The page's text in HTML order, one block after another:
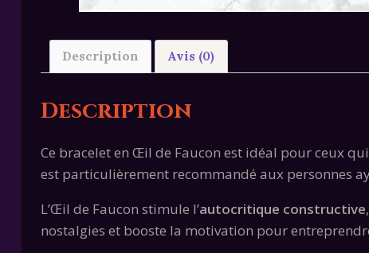
Description Avis (0)
Description
Ce bracelet en Œil de Faucon est idéal pour ceux
est particulièrement recommandé aux personnes
L’Œil de Faucon stimule l’autocritique constructive
nostalgies et booste la motivation pour